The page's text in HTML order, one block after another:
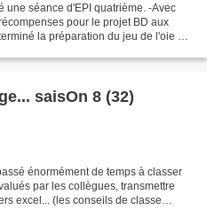
une séance d'EPI quatrième. -Avec
pour le projet BD aux
la préparation du jeu de l'oie sur
saisOn 8 (32)
énormément de temps à classer
par les collègues, transmettre
excel... (les conseils de classe